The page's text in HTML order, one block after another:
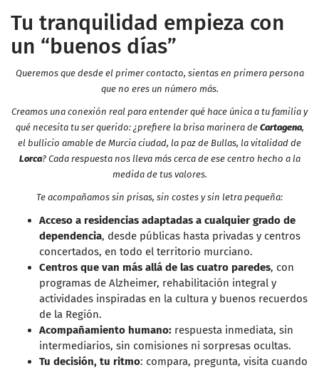
Tu tranquilidad empieza con
un “buenos días”
Queremos que desde el primer contacto, sientas en primera persona
que no eres un número más.
Creamos una conexión real para entender qué hace única a tu familia y
qué necesita tu ser querido: ¿prefiere la brisa marinera de Cartagena,
el bullicio amable de Murcia ciudad, la paz de Bullas, la vitalidad de
Lorca? Cada respuesta nos lleva más cerca de ese centro hecho a la
medida de tus valores.
Te acompañamos sin prisas, sin costes y sin letra pequeña:
Acceso a residencias adaptadas a cualquier grado de
dependencia, desde públicas hasta privadas y centros
concertados, en todo el territorio murciano.
Centros que van más allá de las cuatro paredes, con
programas de Alzheimer, rehabilitación integral y
actividades inspiradas en la cultura y buenos recuerdos
de la Región.
Acompañamiento humano: respuesta inmediata, sin
intermediarios, sin comisiones ni sorpresas ocultas.
Tu decisión, tu ritmo: compara, pregunta, visita cuando